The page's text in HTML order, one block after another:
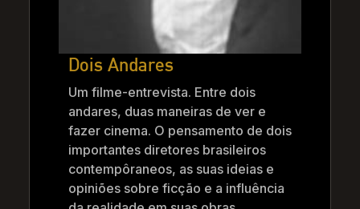
Dois Andares
Um filme-entrevista. Entre dois
andares, duas maneiras de ver e
fazer cinema. O pensamento de dois
importantes diretores brasileiros
contempôraneos, as suas ideias e
opiniões sobre ficção e a influência